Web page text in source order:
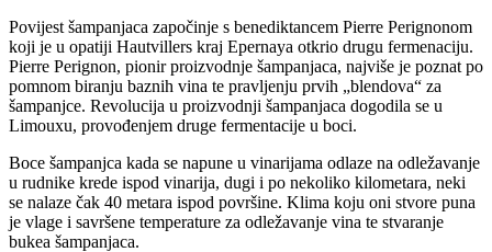
Povijest šampanjaca započinje s benediktancem Pierre Perignonom
koji je u opatiji Hautvillers kraj Epernaya otkrio drugu fermenaciju.
Pierre Perignon, pionir proizvodnje šampanjaca, najviše je poznat po
pomnom biranju baznih vina te pravljenju prvih „blendova“ za
šampanjce. Revolucija u proizvodnji šampanjaca dogodila se u
Limouxu, provođenjem druge fermentacije u boci.
Boce šampanjca kada se napune u vinarijama odlaze na odležavanje
u rudnike krede ispod vinarija, dugi i po nekoliko kilometara, neki
se nalaze čak 40 metara ispod površine. Klima koju oni stvore puna
je vlage i savršene temperature za odležavanje vina te stvaranje
bukea šampanjaca.